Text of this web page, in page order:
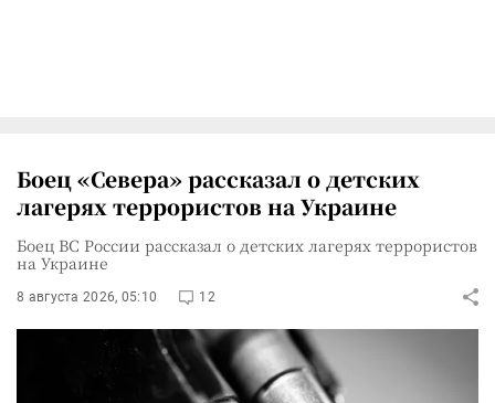
Боец «Севера» рассказал о детских
лагерях террористов на Украине
Боец ВС России рассказал о детских лагерях террористов
на Украине
8 августа 2026, 05:10 12